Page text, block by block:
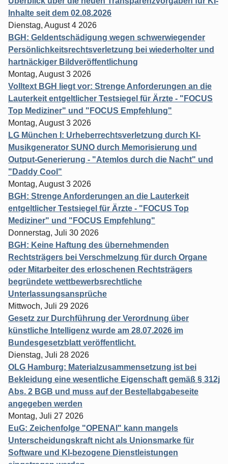
Inhalte seit dem 02.08.2026
Dienstag, August 4 2026
BGH: Geldentschädigung wegen schwerwiegender
Persönlichkeitsrechtsverletzung bei wiederholter und
hartnäckiger Bildveröffentlichung
Montag, August 3 2026
Volltext BGH liegt vor: Strenge Anforderungen an die
Lauterkeit entgeltlicher Testsiegel für Ärzte - "FOCUS
Top Mediziner" und "FOCUS Empfehlung"
Montag, August 3 2026
LG München I: Urheberrechtsverletzung durch KI-
Musikgenerator SUNO durch Memorisierung und
Output-Generierung - "Atemlos durch die Nacht" und
"Daddy Cool"
Montag, August 3 2026
BGH: Strenge Anforderungen an die Lauterkeit
entgeltlicher Testsiegel für Ärzte - "FOCUS Top
Mediziner" und "FOCUS Empfehlung"
Donnerstag, Juli 30 2026
BGH: Keine Haftung des übernehmenden
Rechtsträgers bei Verschmelzung für durch Organe
oder Mitarbeiter des erloschenen Rechtsträgers
begründete wettbewerbsrechtliche
Unterlassungsansprüche
Mittwoch, Juli 29 2026
Gesetz zur Durchführung der Verordnung über
künstliche Intelligenz wurde am 28.07.2026 im
Bundesgesetzblatt veröffentlicht.
Dienstag, Juli 28 2026
OLG Hamburg: Materialzusammensetzung ist bei
Bekleidung eine wesentliche Eigenschaft gemäß § 312j
Abs. 2 BGB und muss auf der Bestellabgabeseite
angegeben werden
Montag, Juli 27 2026
EuG: Zeichenfolge "OPENAI" kann mangels
Unterscheidungskraft nicht als Unionsmarke für
Software und KI-bezogene Dienstleistungen